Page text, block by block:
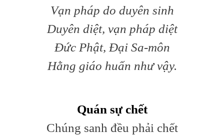
Vạn pháp do duyên sinh
Duyên diệt, vạn pháp diệt
Đức Phật, Đại Sa-môn
Hằng giáo huấn như vậy.
Quán sự chết
Chúng sanh đều phải chết